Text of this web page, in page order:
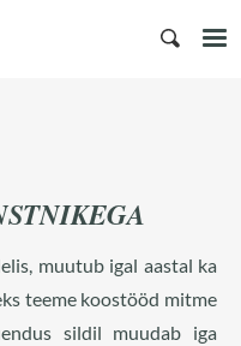
muutub igal aastal ka
teeme koostööd mitme
sildil muudab iga